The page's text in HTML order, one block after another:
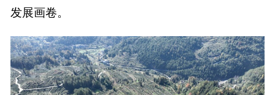
发展画卷。